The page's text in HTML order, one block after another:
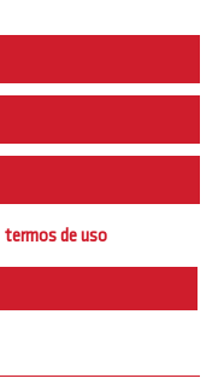
termos de uso